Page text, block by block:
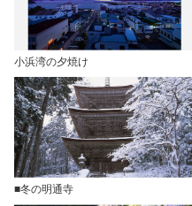
小浜湾の夕焼け
■冬の明通寺